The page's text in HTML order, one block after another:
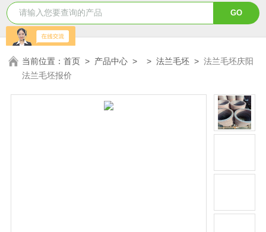
当前位置：首页 > 产品中心 > >法兰毛坯 >法兰毛坯庆阳
法兰毛坯报价